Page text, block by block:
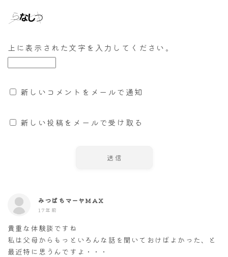
上に表示された文字を入力してください。
新しいコメントをメールで通知
新しい投稿をメールで受け取る
みつばちマーヤMAX
17年前
貴重な体験談ですね
私は父母からもっといろんな話を聞いておけばよかった、と
最近特に思うんですよ・・・